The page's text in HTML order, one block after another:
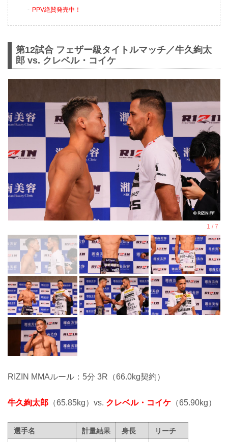
PPV絶賛発売中！
第12試合 フェザー級タイトルマッチ／牛久絢太
郎 vs. クレベル・コイケ
RIZIN MMAルール：5分 3R（66.0kg契約）
牛久絢太郎 （65.85kg）vs. クレベル・コイケ （65.90kg）
選手名 計量結果 身長
リーチ